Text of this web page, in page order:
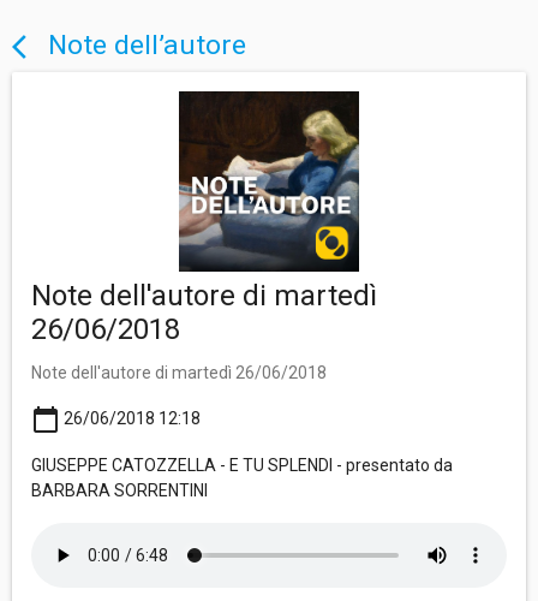
arrow_back_ios Note dell’autore
Note dell'autore di martedì
26/06/2018
Note dell'autore di martedì 26/06/2018
calendar_today 26/06/2018 12:18
GIUSEPPE CATOZZELLA - E TU SPLENDI - presentato da
BARBARA SORRENTINI